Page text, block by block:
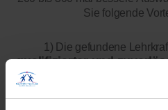
Sie folgende
1) Die gefundene
qualifizierter und
2) Sie sparen die